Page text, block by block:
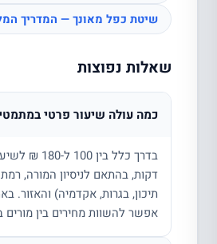
שיטת כפל מאונך — המדריך
שאלות נפוצות
כמה עולה שיעור פרטי
דקות, בהתאם לניסיון המורה, רמת
תיכון, בגרות, אקדמיה) והאזור.
אפשר להשוות מחירים בין מורים